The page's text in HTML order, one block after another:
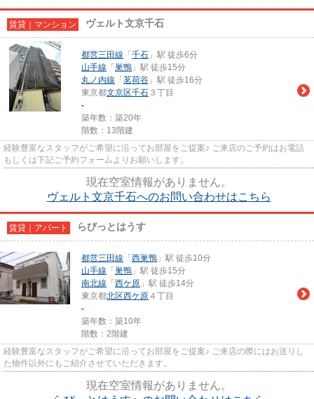
賃貸｜マンション ヴェルト文京千石
都営三田線 「 千石 」駅 徒歩6分
山手線 「 巣鴨 」駅 徒歩15分
丸ノ内線 「 茗荷谷 」駅 徒歩16分
東京都文京区千石 ３丁目
-
築年数：築20年
階数：13階建
経験豊富なスタッフがご希望に沿ってお部屋をご提案♪ ご来店のご予約はお電話
もしくは下記ご予約フォームよりお願いします。
現在空室情報がありません。
ヴェルト文京千石へのお問い合わせはこちら
賃貸｜アパート らびっとはうす
都営三田線 「 西巣鴨 」駅 徒歩10分
山手線 「 巣鴨 」駅 徒歩15分
南北線 「 西ケ原 」駅 徒歩14分
東京都北区西ケ原 ４丁目
-
築年数：築10年
階数：2階建
経験豊富なスタッフがご希望に沿ってお部屋をご提案♪ ご来店の際にはお送りし
た物件以外にもご紹介させていただきます。
現在空室情報がありません。